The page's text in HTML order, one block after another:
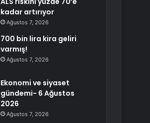
kadar artırıyor
Ağustos 7, 2026
700 bin lira kira geliri
varmış!
Ağustos 7, 2026
Ekonomi ve siyaset
gündemi- 6 Ağustos
2026
Ağustos 7, 2026